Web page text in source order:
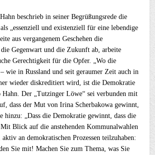
beschrieb in seiner Begrüßungsrede die
„essenziell und existenziell für eine lebendige
aus vergangenem Geschehen die
Gegenwart und die Zukunft ab, arbeite
Gerechtigkeit für die Opfer. „Wo die
wie in Russland und seit geraumer Zeit auch in
wieder diskreditiert wird, ist die Demokratie
Hahn. Der „Tutzinger Löwe“ sei verbunden mit
dass der Mut von Irina Scherbakowa gewinnt,
hinzu: „Dass die Demokratie gewinnt, dass die
Blick auf die anstehenden Kommunalwahlen
an demokratischen Prozessen teilzuhaben:
Sie mit! Machen Sie zum Thema, was Sie